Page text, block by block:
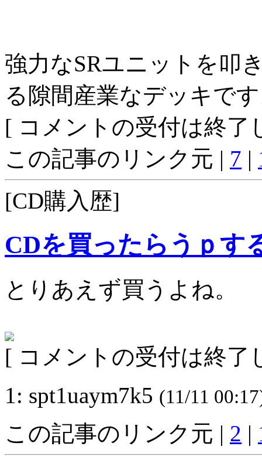
強力なSRユニットを叩
る隙間産業なデッキで
[ コメントの受付は終了
この記事のリンク元 | 7 |
[CD購入歴]
CDを買ったらうｐす
とりあえず買うよね。
[ コメントの受付は終了
1: spt1uaym7k5 (11/11
この記事のリンク元 | 2 |